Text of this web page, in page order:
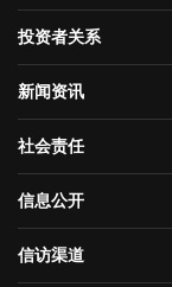
投资者关系
新闻资讯
社会责任
信息公开
信访渠道